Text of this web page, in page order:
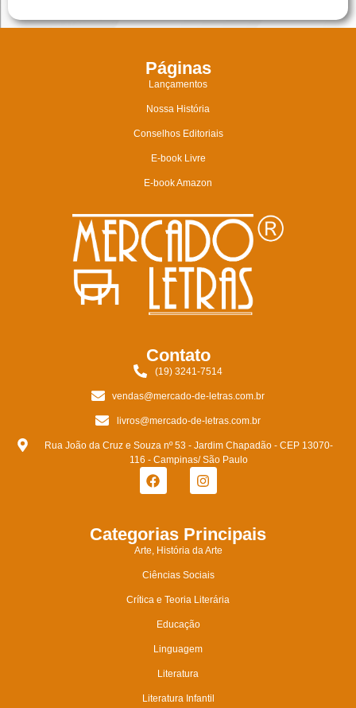
Páginas
Lançamentos
Nossa História
Conselhos Editoriais
E-book Livre
E-book Amazon
Contato
(19) 3241-7514
vendas@mercado-de-letras.com.br
livros@mercado-de-letras.com.br
Rua João da Cruz e Souza nº 53 - Jardim Chapadão - CEP 13070-
116 - Campinas/ São Paulo
Categorias Principais
Arte, História da Arte
Ciências Sociais
Crítica e Teoria Literária
Educação
Linguagem
Literatura
Literatura Infantil